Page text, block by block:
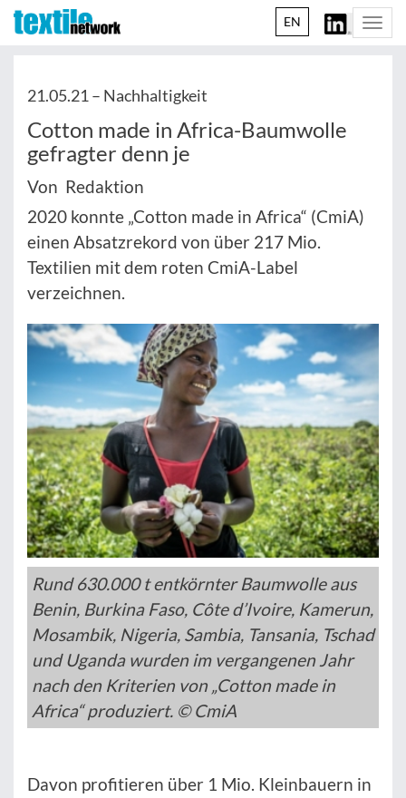
EN
21.05.21 – Nachhaltigkeit
Cotton made in Africa-Baumwolle
gefragter denn je
Von Redaktion
2020 konnte „Cotton made in Africa“ (CmiA)
einen Absatzrekord von über 217 Mio.
Textilien mit dem roten CmiA-Label
verzeichnen.
Rund 630.000 t entkörnter Baumwolle aus
Benin, Burkina Faso, Côte d’Ivoire, Kamerun,
Mosambik, Nigeria, Sambia, Tansania, Tschad
und Uganda wurden im vergangenen Jahr
nach den Kriterien von „Cotton made in
Africa“ produziert. © CmiA
Davon profitieren über 1 Mio. Kleinbauern in